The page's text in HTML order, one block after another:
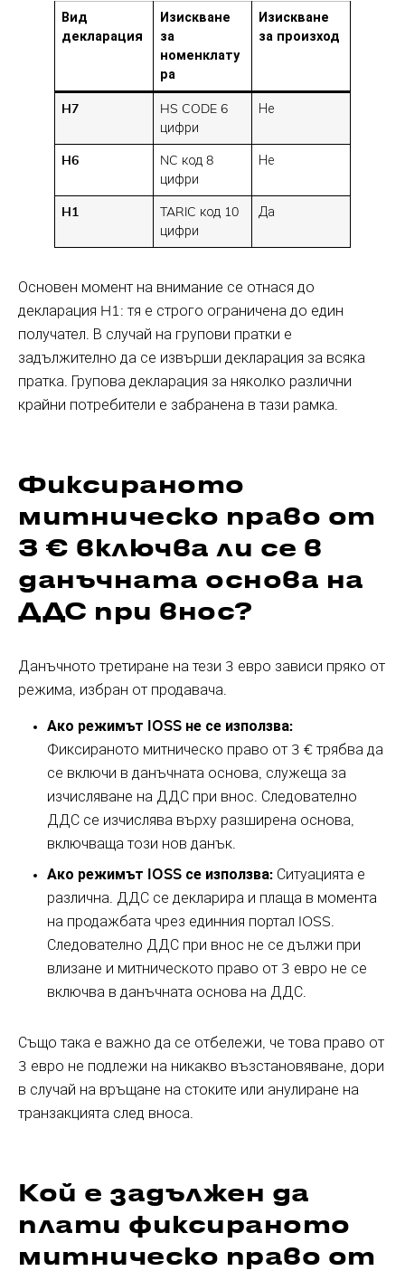
Вид
декларация
Изискване
за
номенклату
ра
Изискване
за произход
H7
HS CODE 6
цифри
Не
H6
NC код 8
цифри
Не
H1
TARIC код 10
цифри
Да
Основен момент на внимание се отнася до
декларация H1: тя е строго ограничена до един
получател. В случай на групови пратки е
задължително да се извърши декларация за всяка
пратка. Групова декларация за няколко различни
крайни потребители е забранена в тази рамка.
Фиксираното
митническо право от
3 € включва ли се в
данъчната основа на
ДДС при внос?
Данъчното третиране на тези 3 евро зависи пряко от
режима, избран от продавача.
Ако режимът IOSS не се използва:
Фиксираното митническо право от 3 € трябва да
се включи в данъчната основа, служеща за
изчисляване на ДДС при внос. Следователно
ДДС се изчислява върху разширена основа,
включваща този нов данък.
Ако режимът IOSS се използва: Ситуацията е
различна. ДДС се декларира и плаща в момента
на продажбата чрез единния портал IOSS.
Следователно ДДС при внос не се дължи при
влизане и митническото право от 3 евро не се
включва в данъчната основа на ДДС.
Също така е важно да се отбележи, че това право от
3 евро не подлежи на никакво възстановяване, дори
в случай на връщане на стоките или анулиране на
транзакцията след вноса.
Кой е задължен да
плати фиксираното
митническо право от